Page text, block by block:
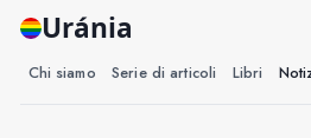
Uránia
Chi siamo Serie di articoli Libri